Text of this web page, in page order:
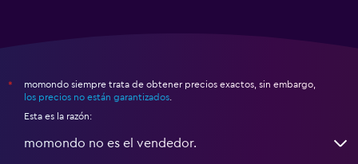
*
momondo siempre trata de obtener precios exactos, sin embargo,
los precios no están garantizados
Esta es la razón:
momondo no es el vendedor.